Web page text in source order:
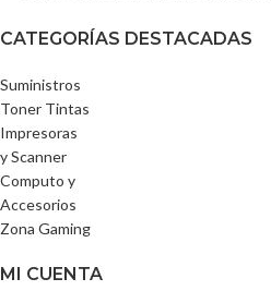
CATEGORÍAS DESTACADAS
Suministros
Toner Tintas
Impresoras
y Scanner
Computo y
Accesorios
Zona Gaming
MI CUENTA